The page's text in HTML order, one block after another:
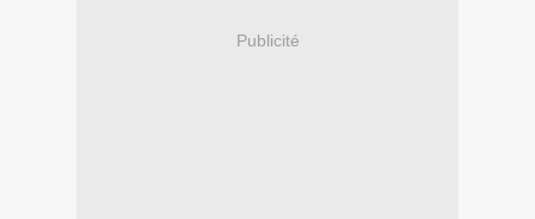
Publicité